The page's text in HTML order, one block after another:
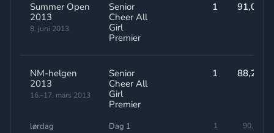
Summer Open
2013
8. juni 2013
Senior
Cheer All
Girl
Premier
1 91,00
NM-helgen
2013
16.–17. mars 2013
Senior
Cheer All
Girl
Premier
1 88,20
lørdag Dag 1 1 90,50